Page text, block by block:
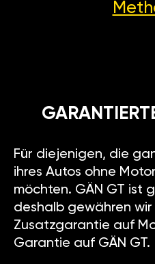
Für diejenigen, die
ihres Autos ohne
möchten. GÄN GT ist
deshalb gewähren wir
Zusatzgarantie auf
Garantie auf GÄN GT.